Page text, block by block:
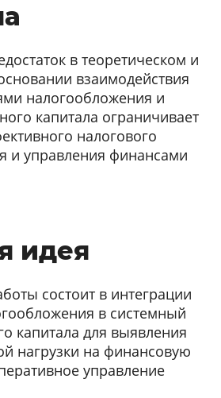
в теоретическом и
взаимодействия
налогообложения и
капитала ограничивает
налогового
и управления финансами
идея
состоит в интеграции
в системный
капитала для выявления
нагрузки на финансовую
управление